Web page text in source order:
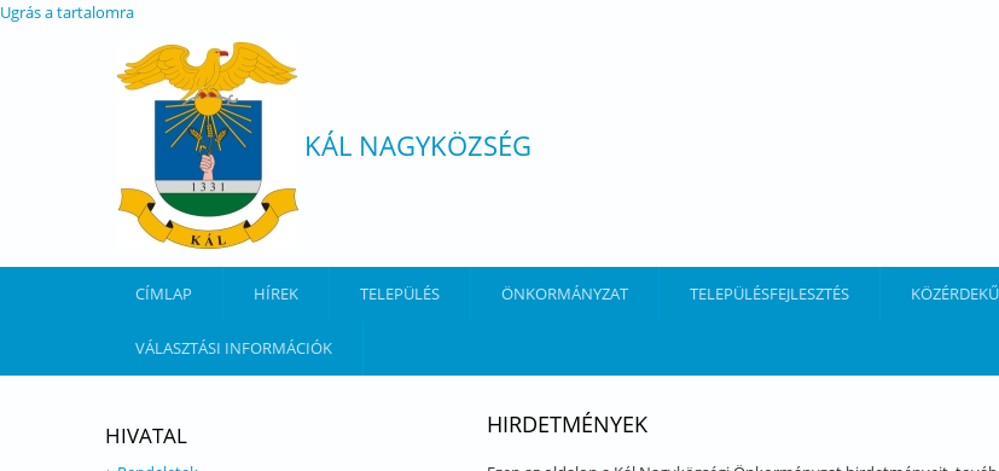
Ugrás a tartalomra
KÁL NAGYKÖZSÉG
CÍMLAP HÍREK TELEPÜLÉS ÖNKORMÁNYZAT TELEPÜLÉSFEJLESZTÉS
VÁLASZTÁSI INFORMÁCIÓK
HIRDETMÉNYEK
HIVATAL